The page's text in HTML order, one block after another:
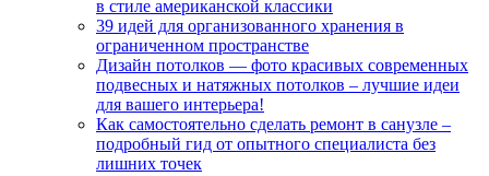
в стиле американской классики
39 идей для организованного хранения в
ограниченном пространстве
Дизайн потолков — фото красивых современных
подвесных и натяжных потолков – лучшие идеи
для вашего интерьера!
Как самостоятельно сделать ремонт в санузле –
подробный гид от опытного специалиста без
лишних точек